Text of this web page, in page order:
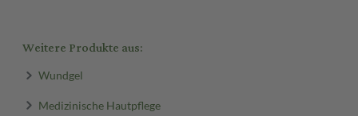
Weitere Produkte aus:
Wundgel
Medizinische Hautpflege